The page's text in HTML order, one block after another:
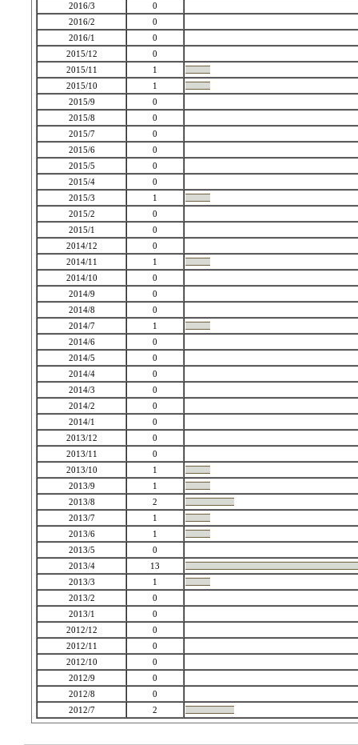
2016/3
0
2016/2
0
2016/1
0
2015/12
0
2015/11
1
2015/10
1
2015/9
0
2015/8
0
2015/7
0
2015/6
0
2015/5
0
2015/4
0
2015/3
1
2015/2
0
2015/1
0
2014/12
0
2014/11
1
2014/10
0
2014/9
0
2014/8
0
2014/7
1
2014/6
0
2014/5
0
2014/4
0
2014/3
0
2014/2
0
2014/1
0
2013/12
0
2013/11
0
2013/10
1
2013/9
1
2013/8
2
2013/7
1
2013/6
1
2013/5
0
2013/4
13
2013/3
1
2013/2
0
2013/1
0
2012/12
0
2012/11
0
2012/10
0
2012/9
0
2012/8
0
2012/7
2